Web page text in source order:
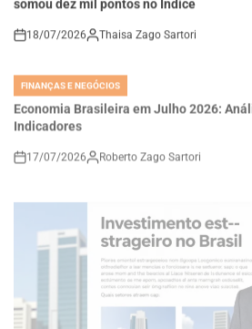
18/07/2026 Thaisa Zago Sartori
Indicadores
on
17/07/2026 Roberto Zago Sartori